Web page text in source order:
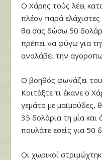
Ο Χάρης τούς λέει
πλέον παρά ελάχιστες
θα σας δώσω 50
πρέπει να φύγω για
αναλάβει την
Ο βοηθός φωνάζει
Κοιτάξτε τι έκανε ο
γεμάτο με μαϊμούδες,
35 δολάρια τη μία και
πουλάτε εσείς για 50
Οι χωρικοί